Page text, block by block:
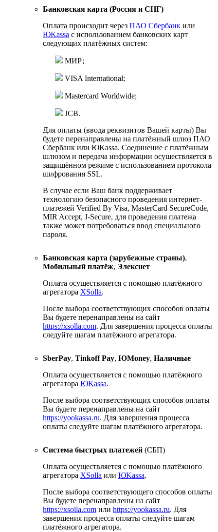
Банковская карта (Россия и СНГ)
Оплата происходит через ПАО Сбербанк или
ЮKassa с использованием банковских карт
следующих платёжных систем:
МИР;
VISA International;
Mastercard Worldwide;
JCB.
Для оплаты (ввода реквизитов Вашей карты) Вы
будете перенаправлены на платёжный шлюз ПАО
Сбербанк или ЮKassa. Соединение с платёжным
шлюзом и передача информации осуществляется в
защищённом режиме с использованием протокола
шифрования SSL.
В случае если Ваш банк поддерживает
технологию безопасного проведения интернет-
платежей Verified By Visa, MasterCard SecureCode,
MIR Accept, J-Secure, для проведения платежа
также может потребоваться ввод специального
пароля.
Банковская карта (зарубежные страны),
Мобильный платёж, Элекснет
Оплата осуществляется с помощью платёжного
агрегатора XSolla.
После выбора соответствующих способов оплаты
Вы будете перенаправлены на сайт
https://xsolla.com. Для завершения процесса оплаты
следуйте шагам платёжного агрегатора.
SberPay, Tinkoff Pay, ЮMoney, Наличные
Оплата осуществляется с помощью платёжного
агрегатора ЮKassa.
После выбора соответствующих способов оплаты
Вы будете перенаправлены на сайт
https://yookassa.ru. Для завершения процесса
оплаты следуйте шагам платёжного агрегатора.
Система быстрых платежей (СБП)
Оплата осуществляется с помощью платёжного
агрегатора XSolla или ЮKassa.
После выбора соответствующего способов оплаты
Вы будете перенаправлены на сайт
https://xsolla.com или https://yookassa.ru. Для
завершения процесса оплаты следуйте шагам
платёжного агрегатора.